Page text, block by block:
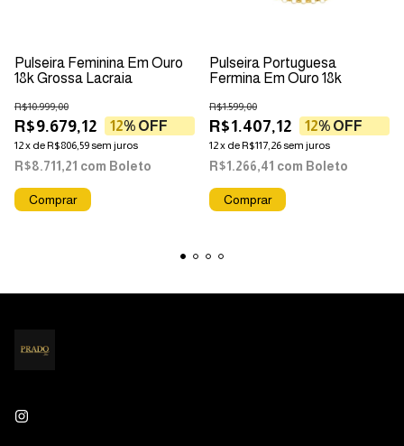
Pulseira Feminina Em Ouro
18k Grossa Lacraia
R$9.679,12
R$10.999,00
12% OFF
12x deR$806,59sem juros
R$8.711,21 com Boleto
Pulseira Portuguesa
Fermina Em Ouro 18k
R$1.407,12
R$1.599,00
12% OFF
12x deR$117,26sem juros
R$1.266,41 com Boleto